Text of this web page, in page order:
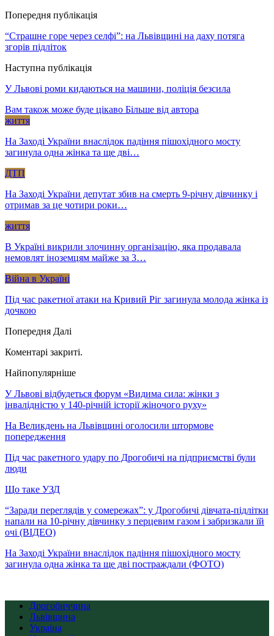
Попередня публікація
“Страшне горе через селфі”: на Львівщині на даху потяга
згорів підліток
Наступна публікація
У Львові роми кидаються на машини, поліція безсила
Вам також може буде цікаво Більше від автора
життя
На Заході України внаслідок падіння пішохідного мосту
загинула одна жінка та ще дві…
ДТП
На Заході України депутат збив на смерть 9-річну дівчинку і
отримав за це чотири роки…
життя
В Україні викрили злочинну організацію, яка продавала
немовлят іноземцям майже за 3…
Війна в Україні
Під час ракетної атаки на Кривий Ріг загинула молода жінка із
дочкою
Попередня Далі
Коментарі закриті.
Найпопулярніше
У Львові відбудеться форум «Видима сила: жінки з
інвалідністю у 140-річній історії жіночого руху»
На Великдень на Львівщині оголосили штормове
попередження
Під час ракетного удару по Дрогобичі на підприємстві були
люди
Що таке УЗД
“Заради переглядів у сомережах”: у Дрогобичі дівчата-підлітки
напали на 10-річну дівчинку з перцевим газом і забризкали їй
очі (ВІДЕО)
На Заході України внаслідок падіння пішохідного мосту
загинула одна жінка та ще дві постраждали (ФОТО)
Дрогобиччина
Львівщина
Україна